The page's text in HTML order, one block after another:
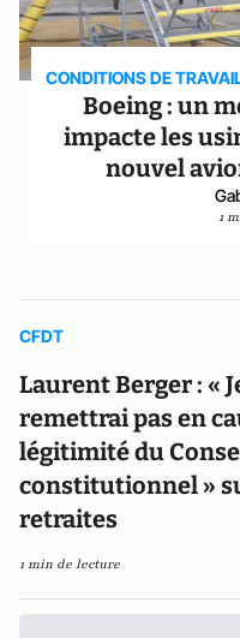
CONDITIONS DE
Boeing : un
impacte les
nouvel
1
CFDT
Laurent Berger : «
remettrai pas en
légitimité du
constitutionnel »
retraites
1 min de lecture